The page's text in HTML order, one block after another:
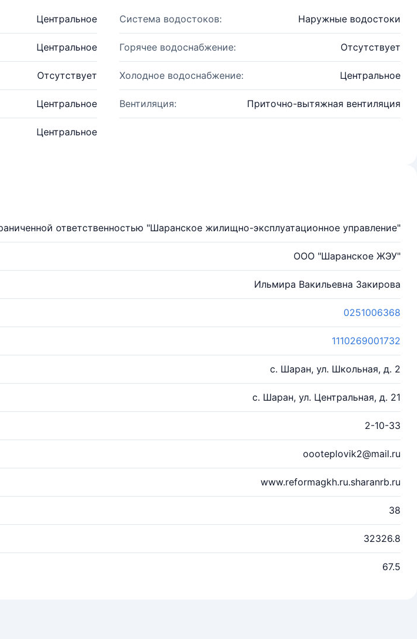
Центральное Система водостоков: Наружные водостоки
Центральное Горячее водоснабжение: Отсутствует
Отсутствует Холодное водоснабжение: Центральное
Центральное Вентиляция: Приточно-вытяжная вентиляция
Центральное
ответственностью "Шаранское жилищно-эксплуатационное управление"
ООО "Шаранское ЖЭУ"
Ильмира Вакильевна Закирова
0251006368
1110269001732
с. Шаран, ул. Школьная, д. 2
с. Шаран, ул. Центральная, д. 21
2-10-33
oooteplovik2@mail.ru
www.reformagkh.ru.sharanrb.ru
38
32326.8
67.5